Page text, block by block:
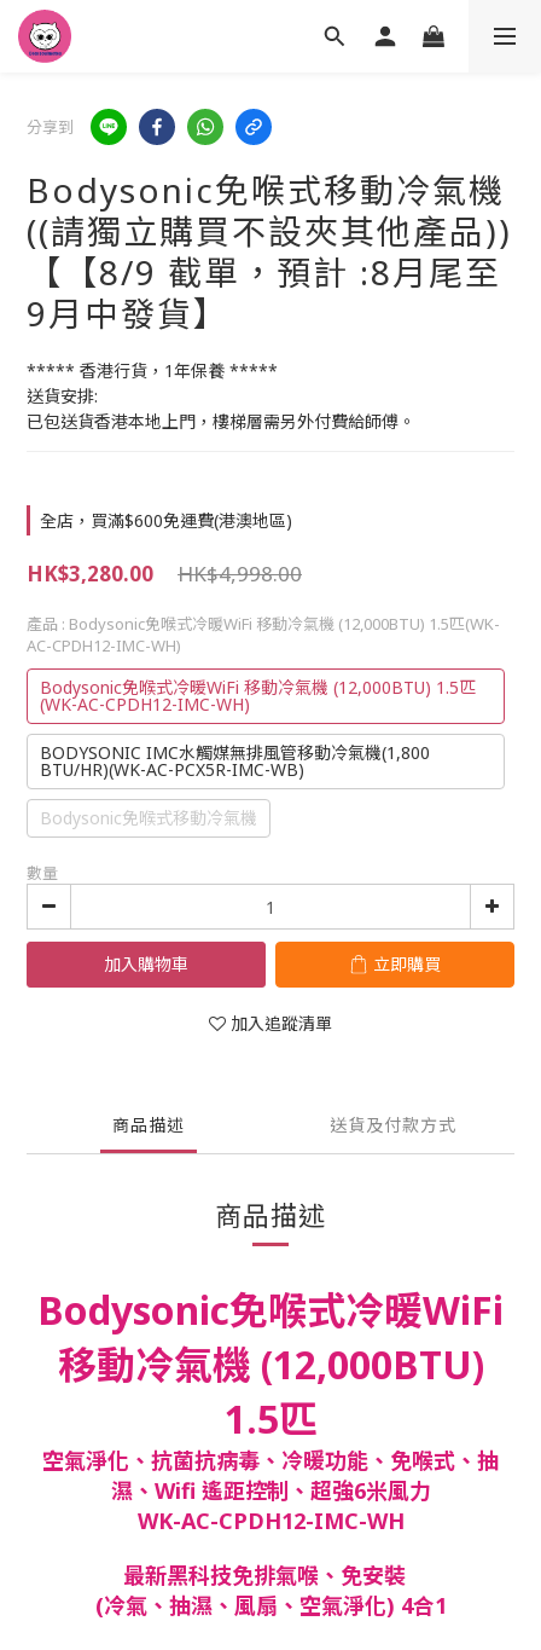
分享到
Bodysonic免喉式移動冷氣機
((請獨立購買不設夾其他產品))
【【8/9 截單，預計 :8月尾至
9月中發貨】
***** 香港行貨，1年保養 *****
送貨安排:
已包送貨香港本地上門，樓梯層需另外付費給師傅。
全店，買滿$600免運費(港澳地區)
HK$4,998.00
HK$3,280.00
產品 : Bodysonic免喉式冷暖WiFi 移動冷氣機 (12,000BTU) 1.5匹(WK-
AC-CPDH12-IMC-WH)
Bodysonic免喉式冷暖WiFi 移動冷氣機 (12,000BTU) 1.5匹
(WK-AC-CPDH12-IMC-WH)
BODYSONIC IMC水觸媒無排風管移動冷氣機(1,800
BTU/HR)(WK-AC-PCX5R-IMC-WB)
Bodysonic免喉式移動冷氣機
數量
加入購物車 立即購買
加入追蹤清單
商品描述 送貨及付款方式
商品描述
Bodysonic免喉式冷暖WiFi
移動冷氣機 (12,000BTU)
1.5匹
空氣淨化、抗菌抗病毒、冷暖功能、免喉式、抽
濕、Wifi 遙距控制、超強6米風力
WK-AC-CPDH12-IMC-WH
最新黑科技免排氣喉、免安裝
(冷氣、抽濕、風扇、空氣淨化) 4合1